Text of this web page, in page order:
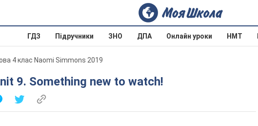
ГДЗ Підручники ЗНО ДПА Онлайн уроки НМТ
4 клас Naomi Simmons 2019
9. Something new to watch!